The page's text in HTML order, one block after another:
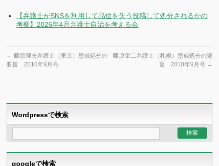
【弁護士がSNSを利用して品位を失う投稿して処分されるかの
考察】2026年4月弁護士自治を考える会
← 藤原輝夫弁護士（東京）懲戒処分の
要旨 2010年9月号
藤原栄二弁護士（札幌）懲戒処分の要
旨 2010年9月号 →
Wordpressで検索
googleで検索